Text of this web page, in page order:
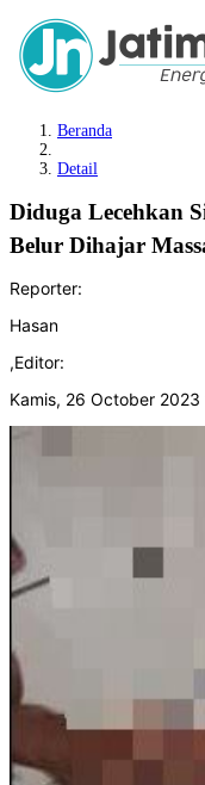
Beranda
Detail
Diduga Lecehkan
Belur Dihajar
Reporter:
Hasan
,Editor:
Kamis, 26 October 2023